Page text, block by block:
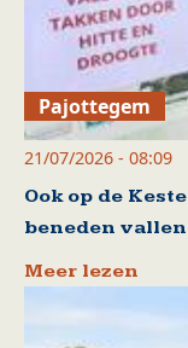
Pajottegem
21/07/2026 - 08:09
Ook op de
beneden vallen
Meer lezen